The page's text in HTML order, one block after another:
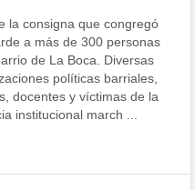
la consigna que congregó
a más de 300 personas
de La Boca. Diversas
políticas barriales,
docentes y víctimas de la
institucional march ...